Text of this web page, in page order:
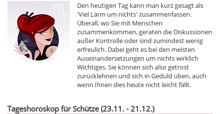
Den heutigen Tag kann man kurz gesagt als
'Viel Lärm um nichts' zusammenfassen.
Überall, wo Sie mit Menschen
zusammenkommen, geraten die Diskussionen
außer Kontrolle oder sind zumindest wenig
erfreulich. Dabei geht es bei den meisten
Auseinandersetzungen um nichts wirklich
Wichtiges. Sie können sich also getrost
zurücklehnen und sich in Geduld üben, auch
wenn Ihnen dies heute nicht leicht fällt.
Tageshoroskop für Schütze (23.11. - 21.12.)